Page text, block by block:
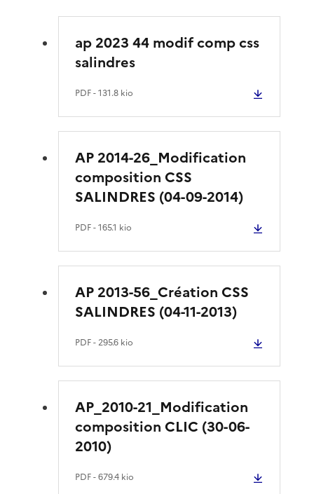
ap 2023 44 modif comp css
salindres
PDF- 131.8 kio
AP 2014-26_Modification
composition CSS
SALINDRES (04-09-2014)
PDF- 165.1 kio
AP 2013-56_Création CSS
SALINDRES (04-11-2013)
PDF- 295.6 kio
AP_2010-21_Modification
composition CLIC (30-06-
2010)
PDF- 679.4 kio